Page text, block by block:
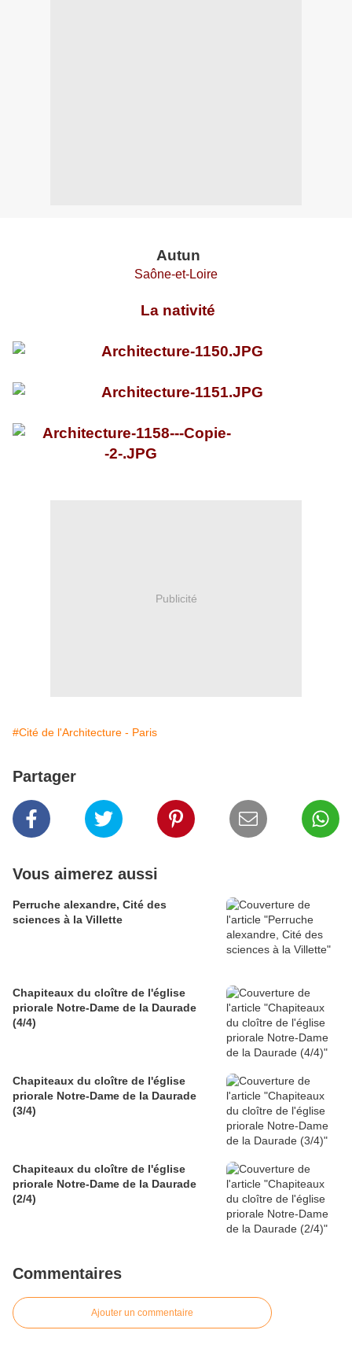
Autun
Saône-et-Loire
La nativité
Publicité
#Cité de l'Architecture - Paris
Partager
Vous aimerez aussi
Perruche alexandre, Cité des
sciences à la Villette
Chapiteaux du cloître de l'église
priorale Notre-Dame de la Daurade
(4/4)
Chapiteaux du cloître de l'église
priorale Notre-Dame de la Daurade
(3/4)
Chapiteaux du cloître de l'église
priorale Notre-Dame de la Daurade
(2/4)
Commentaires
Ajouter un commentaire